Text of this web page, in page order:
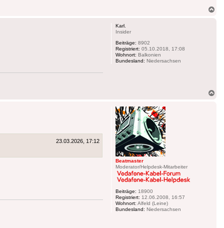
Karl.
Insider
Beiträge: 8902
Registriert: 05.10.2018, 17:08
Wohnort: Balkonien
Bundesland: Niedersachsen
Beatmaster
Moderator/Helpdesk-Mitarbeiter
Beiträge: 18900
Registriert: 12.06.2008, 16:57
Wohnort: Alfeld (Leine)
Bundesland: Niedersachsen
23.03.2026, 17:12